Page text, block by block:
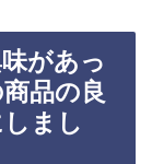
があっ
品の良
まし